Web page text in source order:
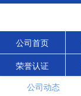
公司首页
荣誉认证
公司动态